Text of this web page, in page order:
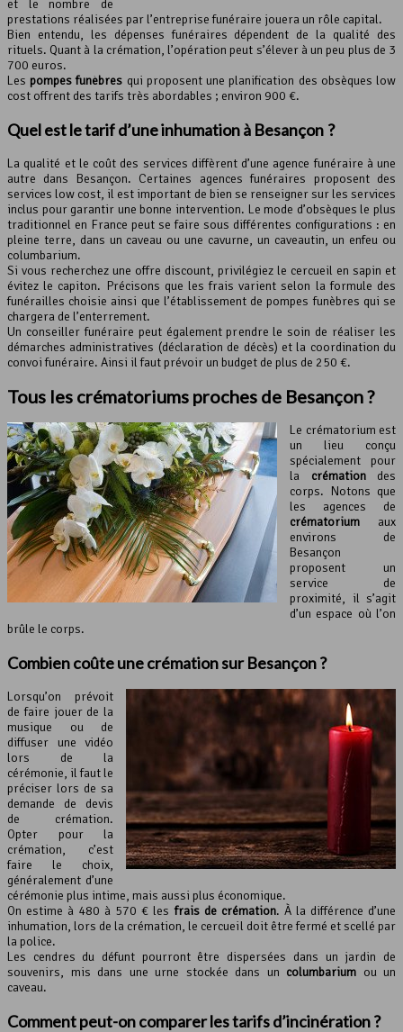
et le nombre de
prestations réalisées par l’entreprise funéraire jouera un rôle capital.
Bien entendu, les dépenses funéraires dépendent de la qualité des
rituels. Quant à la crémation, l’opération peut s’élever à un peu plus de 3
700 euros.
Les pompes funèbres qui proposent une planification des obsèques low
cost offrent des tarifs très abordables ; environ 900 €.
Quel est letarif d’une inhumationà Besançon ?
La qualité et le coût des services diffèrent d’une agence funéraire à une
autre dans Besançon. Certaines agences funéraires proposent des
services low cost, il est important de bien se renseigner sur les services
inclus pour garantir une bonne intervention. Le mode d’obsèques le plus
traditionnel en France peut se faire sous différentes configurations : en
pleine terre, dans un caveau ou une cavurne, un caveautin, un enfeu ou
columbarium.
Si vous recherchez une offre discount, privilégiez le cercueil en sapin et
évitez le capiton. Précisons que les frais varient selon la formule des
funérailles choisie ainsi que l’établissement de pompes funèbres qui se
chargera de l’enterrement.
Un conseiller funéraire peut également prendre le soin de réaliser les
démarches administratives (déclaration de décès) et la coordination du
convoi funéraire. Ainsi il faut prévoir un budget de plus de 250 €.
Tous les crématoriums proches de Besançon ?
Le crématorium est
un lieu conçu
spécialement pour
la crémationdes
corps. Notons que
les agences de
crématorium aux
environs de
Besançon
proposent un
service de
proximité, il s’agit
d’un espace où l’on
brûle le corps.
Combien coûte une crémation sur Besançon ?
Lorsqu’on prévoit
de faire jouer de la
musique ou de
diffuser une vidéo
lors de la
cérémonie, il faut le
préciser lors de sa
demande de devis
de crémation.
Opter pour la
crémation, c’est
faire le choix,
généralement d’une
cérémonie plus intime, mais aussi plus économique.
On estime à 480 à 570 € lesfrais de crémation. À la différence d’une
inhumation, lors de la crémation, le cercueil doit être fermé et scellé par
la police.
Les cendres du défunt pourront être dispersées dans un jardin de
souvenirs, mis dans une urne stockée dans un columbarium ou un
caveau.
Comment peut-on comparer les tarifs d’incinération?